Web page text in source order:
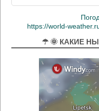
https://world-
☂ 🌞 КАКИЕ